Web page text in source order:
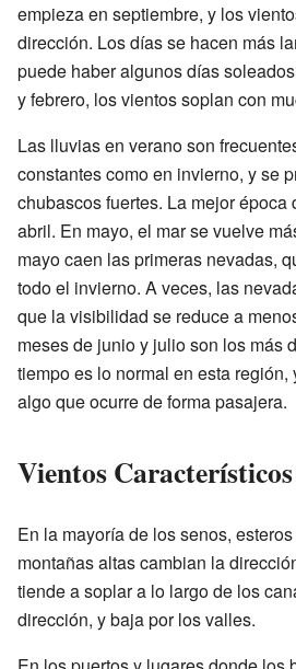
empieza en septiembre, y los
dirección. Los días se hacen más
puede haber algunos días
y febrero, los vientos soplan con
Las lluvias en verano son
constantes como en invierno, y se
chubascos fuertes. La mejor época
abril. En mayo, el mar se vuelve
mayo caen las primeras nevadas,
todo el invierno. A veces, las
que la visibilidad se reduce a
meses de junio y julio son los más
tiempo es lo normal en esta
algo que ocurre de forma pasajera.
Vientos Característicos
En la mayoría de los senos,
montañas altas cambian la
tiende a soplar a lo largo de los
dirección, y baja por los valles.